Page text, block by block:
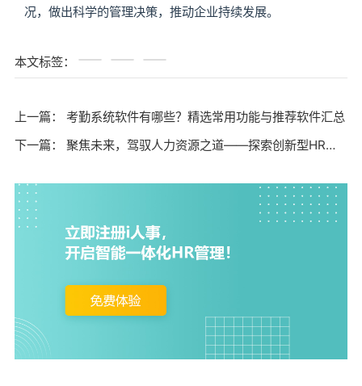
况，做出科学的管理决策，推动企业持续发展。
本文标签：
上一篇： 考勤系统软件有哪些？精选常用功能与推荐软件汇总
下一篇： 聚焦未来，驾驭人力资源之道——探索创新型HR软件解决方案